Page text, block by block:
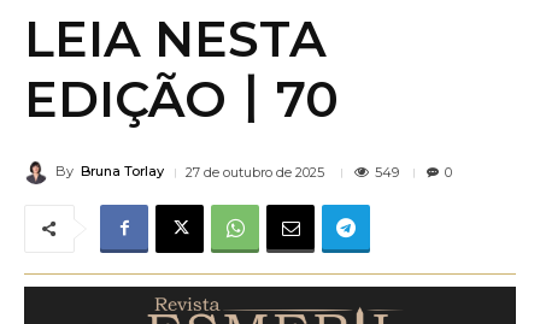
LEIA NESTA
EDIÇÃO丨70
By Bruna Torlay 27 de outubro de 2025 549 0